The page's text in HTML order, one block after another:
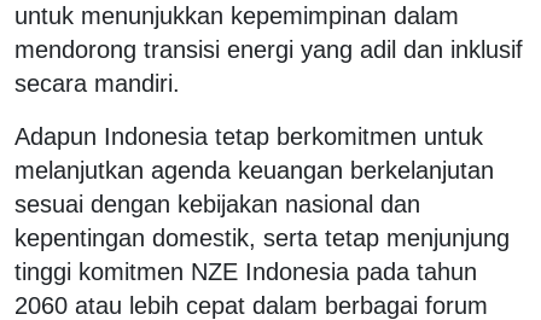
untuk menunjukkan kepemimpinan dalam
mendorong transisi energi yang adil dan inklusif
secara mandiri.
Adapun Indonesia tetap berkomitmen untuk
melanjutkan agenda keuangan berkelanjutan
sesuai dengan kebijakan nasional dan
kepentingan domestik, serta tetap menjunjung
tinggi komitmen NZE Indonesia pada tahun
2060 atau lebih cepat dalam berbagai forum